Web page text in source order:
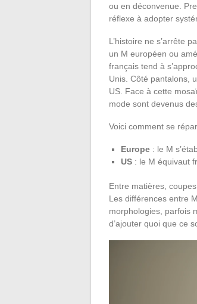
ou en déconvenue.
réflexe à adopter
L’histoire ne s’arrête
un M européen ou
français tend à
Unis. Côté pantalons,
US. Face à cette
mode sont devenus
Voici comment se
Europe : le M
US : le M équivaut
Entre matières,
Les différences entre
morphologies, parfois
d’ajouter quoi que ce